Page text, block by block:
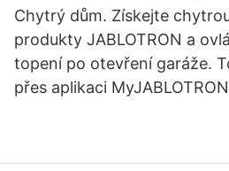
Chytrý dům. Získejte
produkty JABLOTRON a
topení po otevření garáže.
přes aplikaci